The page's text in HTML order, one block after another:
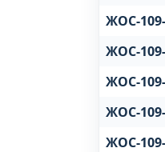
ЖОС-
ЖОС-
ЖОС-
ЖОС-
ЖОС-